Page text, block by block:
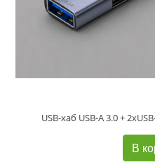
USB-хаб USB-A 3.0 +
В